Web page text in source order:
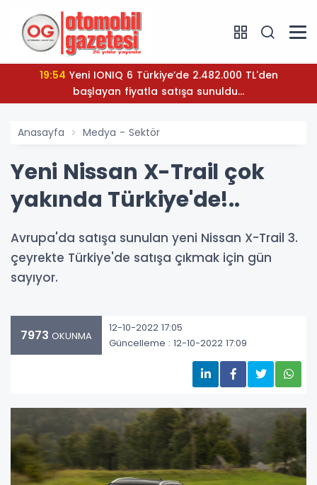
19:54
başlayan fiyatla satışa sunuldu...
Anasayfa Medya - Sektör
Yeni Nissan X-Trail çok
yakında Türkiye'de!..
Avrupa'da satışa sunulan yeni Nissan X-Trail 3.
çeyrekte Türkiye'de satışa çıkmak için gün
sayıyor.
7973 OKUNMA
12-10-2022 17:05
Güncelleme : 12-10-2022 17:09